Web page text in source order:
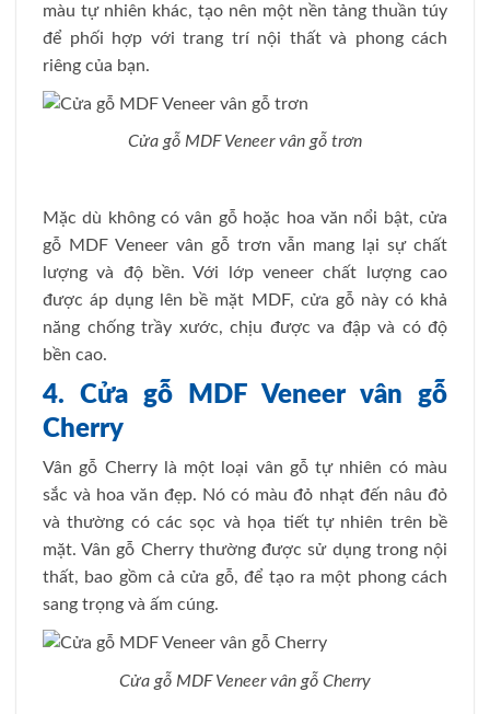
màu tự nhiên khác, tạo nên một nền tảng thuần túy
để phối hợp với trang trí nội thất và phong cách
riêng của bạn.
Cửa gỗ MDF Veneer vân gỗ trơn
Mặc dù không có vân gỗ hoặc hoa văn nổi bật, cửa
gỗ MDF Veneer vân gỗ trơn vẫn mang lại sự chất
lượng và độ bền. Với lớp veneer chất lượng cao
được áp dụng lên bề mặt MDF, cửa gỗ này có khả
năng chống trầy xước, chịu được va đập và có độ
bền cao.
4. Cửa gỗ MDF Veneer vân gỗ
Cherry
Vân gỗ Cherry là một loại vân gỗ tự nhiên có màu
sắc và hoa văn đẹp. Nó có màu đỏ nhạt đến nâu đỏ
và thường có các sọc và họa tiết tự nhiên trên bề
mặt. Vân gỗ Cherry thường được sử dụng trong nội
thất, bao gồm cả cửa gỗ, để tạo ra một phong cách
sang trọng và ấm cúng.
Cửa gỗ MDF Veneer vân gỗ Cherry